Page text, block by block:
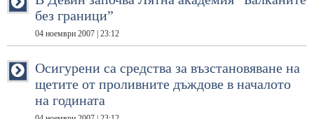
без граници”
04 ноември 2007 | 23:12
Осигурени са средства за възстановяване на
щетите от проливните дъждове в началото
на годината